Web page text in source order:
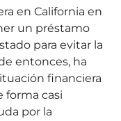
en California en
un préstamo
para evitar la
entonces, ha
financiera
forma casi
por la